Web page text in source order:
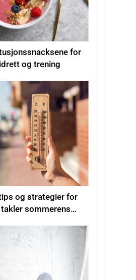
for
og trening
og strategier for
takler sommerens